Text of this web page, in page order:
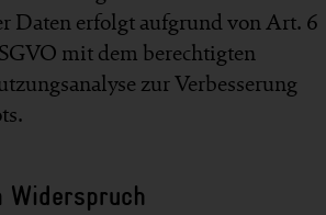
Daten erfolgt aufgrund von Art. 6
mit dem berechtigten
zur Verbesserung
Widerspruch